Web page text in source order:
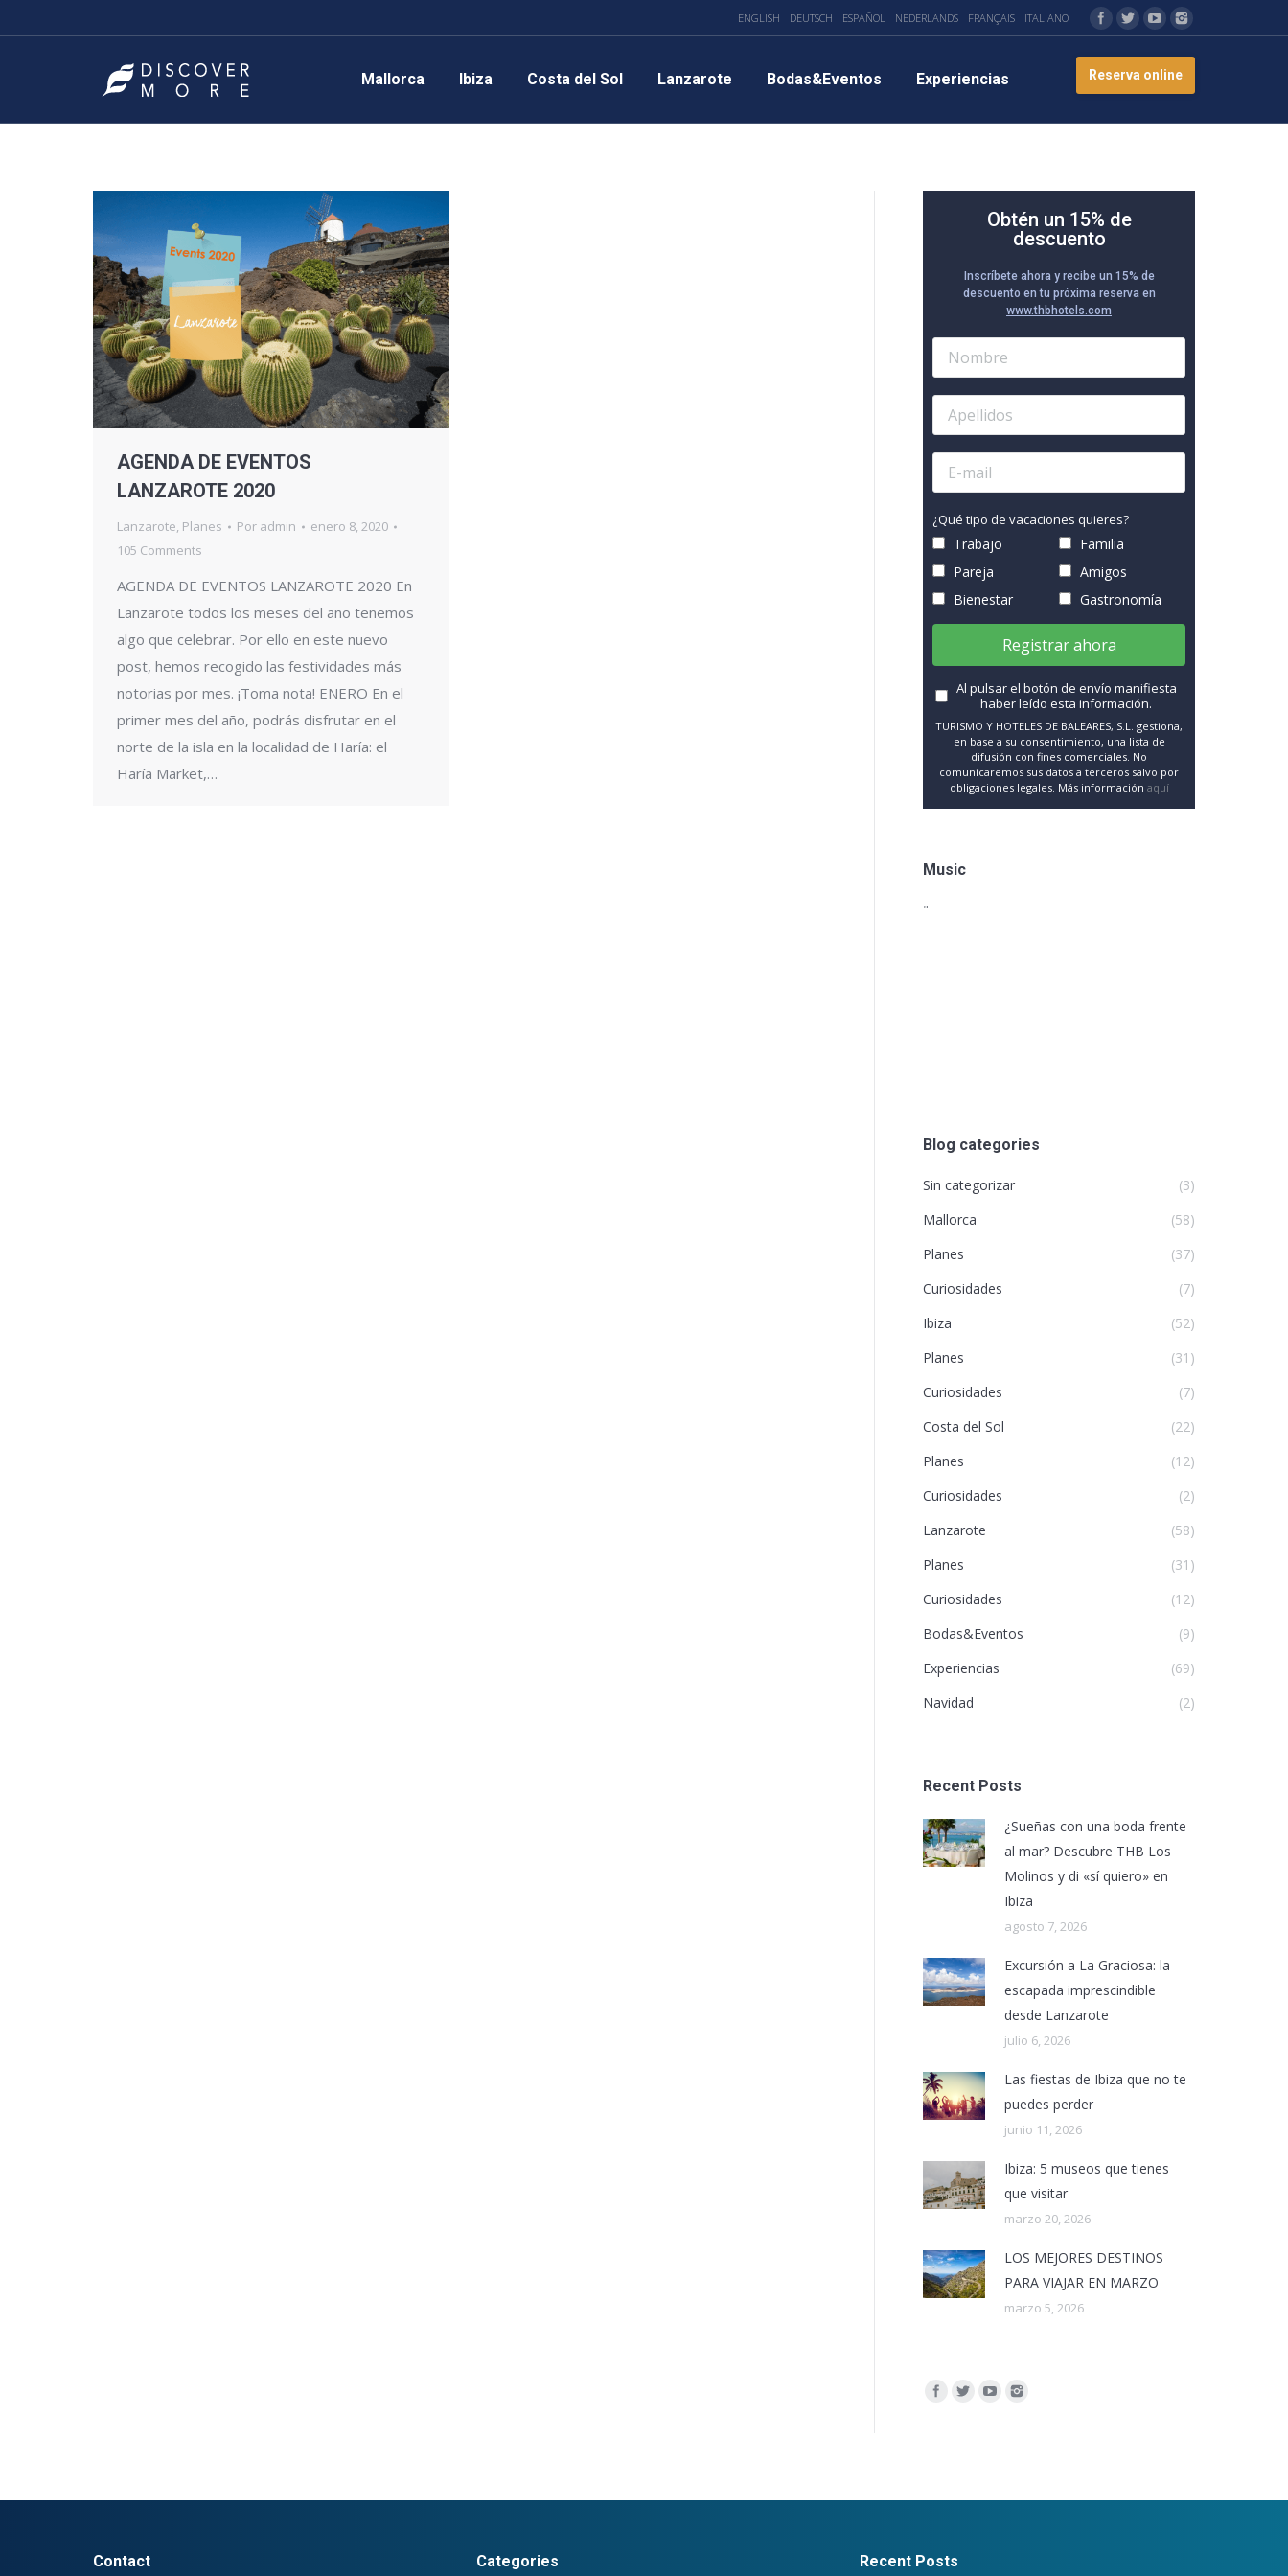
ENGLISH DEUTSCH ESPAÑOL NEDERLANDS FRANÇAIS ITALIANO
Mallorca Ibiza Costa del Sol Lanzarote Bodas&Eventos Experiencias Reserva online
AGENDA DE EVENTOS
LANZAROTE 2020
Lanzarote, Planes Por admin
enero 8, 2020
105 Comments
AGENDA DE EVENTOS LANZAROTE 2020 En
Lanzarote todos los meses del año tenemos
algo que celebrar. Por ello en este nuevo
post, hemos recogido las festividades más
notorias por mes. ¡Toma nota! ENERO En el
primer mes del año, podrás disfrutar en el
norte de la isla en la localidad de Haría: el
Haría Market,…
Obtén un 15% de
descuento
Inscríbete ahora y recibe un 15% de
descuento en tu próxima reserva en
www.thbhotels.com
¿Qué tipo de vacaciones quieres?
Trabajo
Familia
Pareja
Amigos
Bienestar
Gastronomía
Registrar ahora
Al pulsar el botón de envío manifiesta
haber leído esta información.
TURISMO Y HOTELES DE BALEARES, S.L. gestiona,
en base a su consentimiento, una lista de
difusión con fines comerciales. No
comunicaremos sus datos a terceros salvo por
obligaciones legales. Más información aquí
Music
"
Blog categories
Sin categorizar
(3)
Mallorca
(58)
Planes
(37)
Curiosidades
(7)
Ibiza
(52)
Planes
(31)
Curiosidades
(7)
Costa del Sol
(22)
Planes
(12)
Curiosidades
(2)
Lanzarote
(58)
Planes
(31)
Curiosidades
(12)
Bodas&Eventos
(9)
Experiencias
(69)
Navidad
(2)
Recent Posts
¿Sueñas con una boda frente
al mar? Descubre THB Los
Molinos y di «sí quiero» en
Ibiza
agosto 7, 2026
Excursión a La Graciosa: la
escapada imprescindible
desde Lanzarote
julio 6, 2026
Las fiestas de Ibiza que no te
puedes perder
junio 11, 2026
Ibiza: 5 museos que tienes
que visitar
marzo 20, 2026
LOS MEJORES DESTINOS
PARA VIAJAR EN MARZO
marzo 5, 2026
Encuéntranos en:
Contact Categories Recent Posts